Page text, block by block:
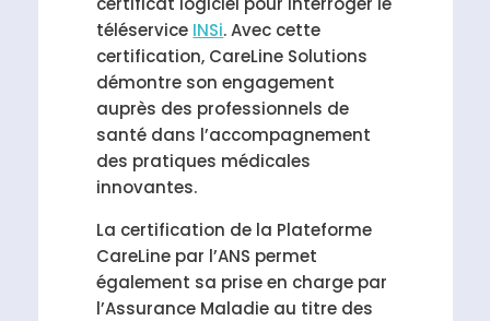
téléservice INSi. Avec cette
certification, CareLine Solutions
démontre son engagement
auprès des professionnels de
santé dans l’accompagnement
des pratiques médicales
innovantes.
La certification de la Plateforme
CareLine par l’ANS permet
également sa prise en charge par
l’Assurance Maladie au titre des